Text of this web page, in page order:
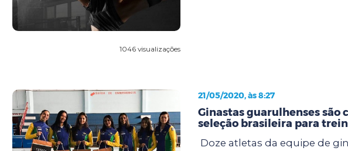
1046 visualizações
21/05/2020, às 8:27
Ginastas guarulhenses são
seleção brasileira para
Doze atletas da equipe de